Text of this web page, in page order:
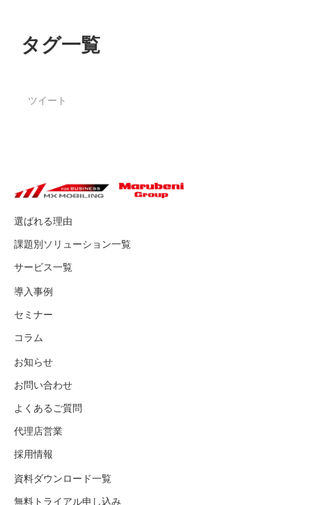
タグ一覧
ツイート
選ばれる理由
課題別ソリューション一覧
サービス一覧
導入事例
セミナー
コラム
お知らせ
お問い合わせ
よくあるご質問
代理店営業
採用情報
資料ダウンロード一覧
無料トライアル申し込み